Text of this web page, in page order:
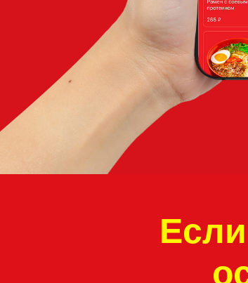
Если